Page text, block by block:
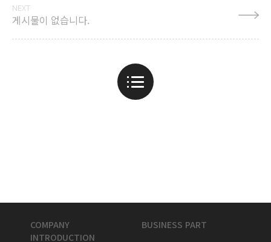
NEXT
게시물이 없습니다.
COMPANY
INTRODUCTION
BUSINESS PART